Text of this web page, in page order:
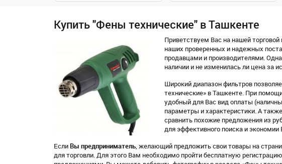
Купить "Фены технические" в Ташкенте
Приветствуем Вас на нашей
наших проверенных и надежных
продавцами и производителями.
наличии и не изменилась ли цена за
Широкий диапазон фильтров
технические» в Ташкенте. При
удобный для Вас вид оплаты
параметры и характеристики. А
сравнить похожие предложения из
для эффективного поиска и экономии
Если Вы предприниматель, желающий предложить свои товары на
для торговли. Для этого Вам необходимо пройти бесплатную